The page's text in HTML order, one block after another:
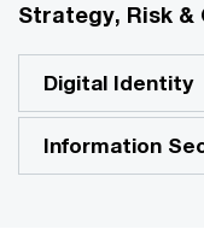
Strategy, Risk &
Digital Identity
Information